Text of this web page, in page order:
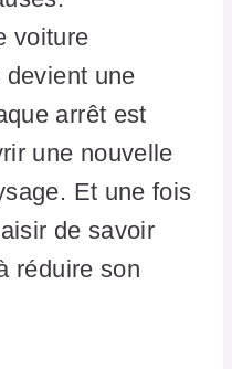
voiture
une
arrêt est
une nouvelle
Et une fois
de savoir
réduire son